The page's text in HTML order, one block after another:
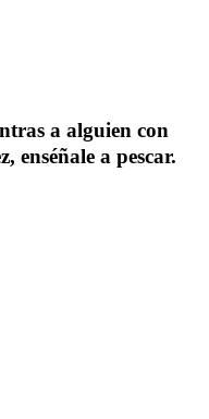
a alguien con
enséñale a pescar.